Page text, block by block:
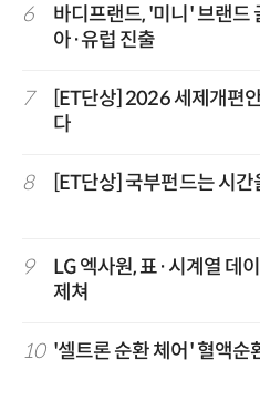
6
바디프랜드, '미니' 브랜
아·유럽 진출
7
[ET단상] 2026 세제개편
다
8 [ET단상] 국부펀드는 시간
9
LG 엑사원, 표·시계열 데
제쳐
10 '셀트론 순환 체어' 혈액순